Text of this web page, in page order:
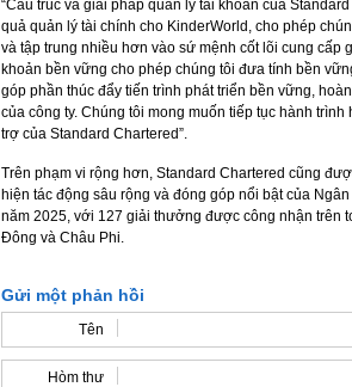
“Cấu trúc và giải pháp quản lý tài khoản của
quả quản lý tài chính cho KinderWorld, cho phép
và tập trung nhiều hơn vào sứ mệnh cốt lõi cung cấp
khoản bền vững cho phép chúng tôi đưa tính bền
góp phần thúc đẩy tiến trình phát triển bền vững,
của công ty. Chúng tôi mong muốn tiếp tục hành
trợ của Standard Chartered”.
Trên phạm vi rộng hơn, Standard Chartered cũng
hiện tác động sâu rộng và đóng góp nổi bật của
năm 2025, với 127 giải thưởng được công nhận trên
Đông và Châu Phi.
Gửi một phản hồi
Tên
Hòm thư